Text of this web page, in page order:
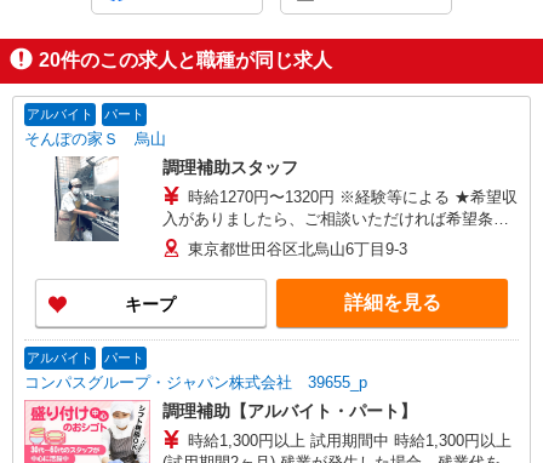
20件のこの求人と職種が同じ求人
アルバイト パート
そんぽの家Ｓ 烏山
調理補助スタッフ
時給1270円〜1320円 ※経験等による ★希望収
入がありましたら、ご相談いただければ希望条件
に合うかの確認もいたします。 ★時間外手当別途
支給 ★上記金額は働きがい向上手当を含みます。
★働きがい向上手当※26年6月改定（地域により異
なる） 社会保険加入者は更に＋50円
東京都世田谷区北烏山6丁目9-3
キープ 詳細を見る
アルバイト パート
コンパスグループ・ジャパン株式会社 39655_p
調理補助【アルバイト・パート】
時給1,300円以上 試用期間中 時給1,300円以上